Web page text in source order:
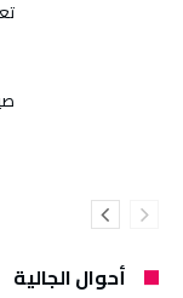
أحوال الجالية